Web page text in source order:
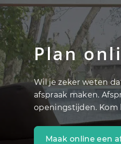
Plan
Wil je zeker weten
afspraak maken.
openingstijden. Kom
Maak online een